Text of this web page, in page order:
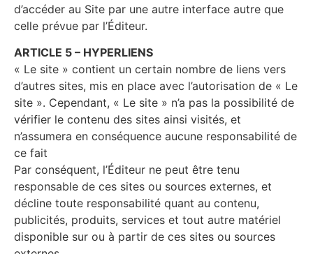
d’accéder au Site par une autre interface autre que
celle prévue par l’Éditeur.
ARTICLE 5 – HYPERLIENS
« Le site » contient un certain nombre de liens vers
d’autres sites, mis en place avec l’autorisation de « Le
site ». Cependant, « Le site » n’a pas la possibilité de
vérifier le contenu des sites ainsi visités, et
n’assumera en conséquence aucune responsabilité de
ce fait
Par conséquent, l’Éditeur ne peut être tenu
responsable de ces sites ou sources externes, et
décline toute responsabilité quant au contenu,
publicités, produits, services et tout autre matériel
disponible sur ou à partir de ces sites ou sources